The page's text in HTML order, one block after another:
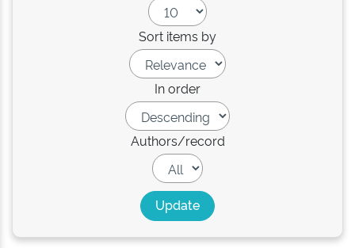
Sort items by
In order
Authors/record